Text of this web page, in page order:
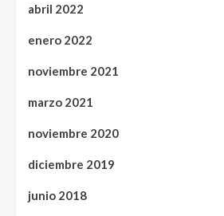
abril 2022
enero 2022
noviembre 2021
marzo 2021
noviembre 2020
diciembre 2019
junio 2018